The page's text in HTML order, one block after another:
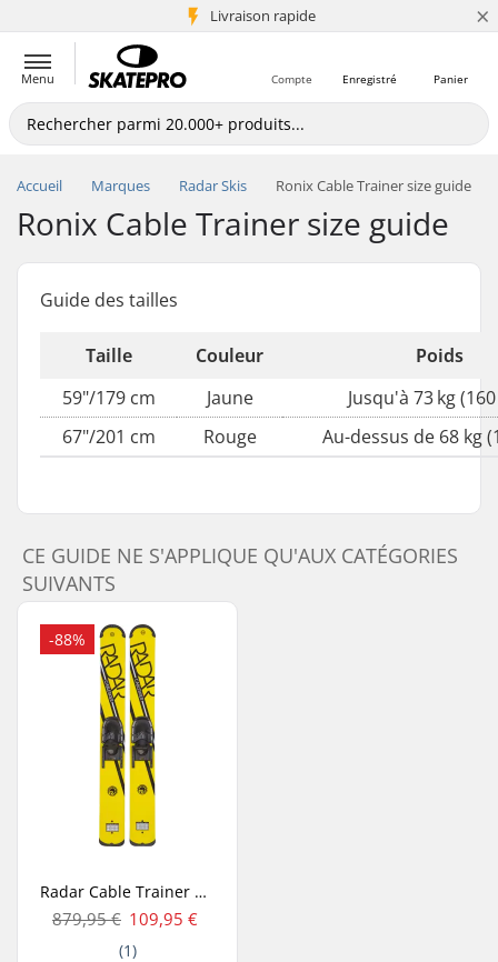
Livraison rapide
+5 mio de clients ×
Menu Panier
Enregistré
Compte
Accueil Marques Radar Skis Ronix Cable Trainer size guide
Ronix Cable Trainer size guide
Guide des tailles
Taille Couleur
Poids
59"/179 cm
Jaune
Jusqu'à 73 kg
67"/201 cm
Rouge Au-dessus de 68 kg
CE GUIDE NE S'APPLIQUE QU'AUX CATÉGORIES
SUIVANTS
-88%
Radar Cable Trainer Skis Nautiques
879,95 € 109,95 €
(1)